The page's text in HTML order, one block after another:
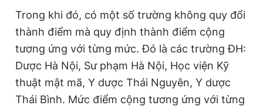
Trong khi đó, có một số trường không quy đổi
thành điểm mà quy định thành điểm cộng
tương ứng với từng mức. Đó là các trường ĐH:
Dược Hà Nội, Sư phạm Hà Nội, Học viện Kỹ
thuật mật mã, Y dược Thái Nguyên, Y dược
Thái Bình. Mức điểm cộng tương ứng với từng